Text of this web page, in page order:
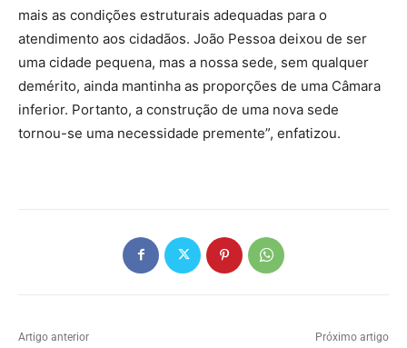
mais as condições estruturais adequadas para o
atendimento aos cidadãos. João Pessoa deixou de ser
uma cidade pequena, mas a nossa sede, sem qualquer
demérito, ainda mantinha as proporções de uma Câmara
inferior. Portanto, a construção de uma nova sede
tornou-se uma necessidade premente”, enfatizou.
Artigo anterior Próximo artigo